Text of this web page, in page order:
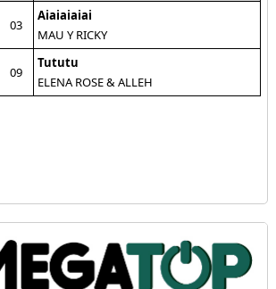
03
Aiaiaiaiai
MAU Y RICKY
09
Tututu
ELENA ROSE & ALLEH